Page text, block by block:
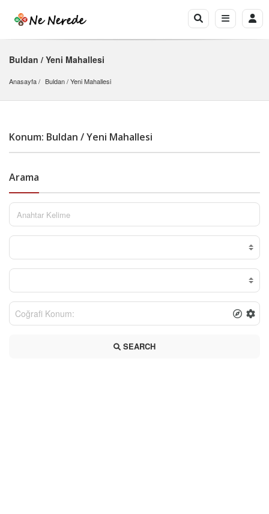
Buldan / Yeni Mahallesi
Anasayfa Buldan / Yeni Mahallesi
Konum: Buldan / Yeni Mahallesi
Arama
SEARCH